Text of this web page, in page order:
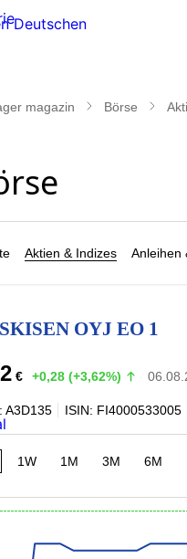
magazin Börse
Aktien & Indizes Anleihen
OYJ EO 1
€ +0,28 (+3,62%)
A3D135 ISIN: FI4000533005
1W 1M 3M 6M
Deutschen